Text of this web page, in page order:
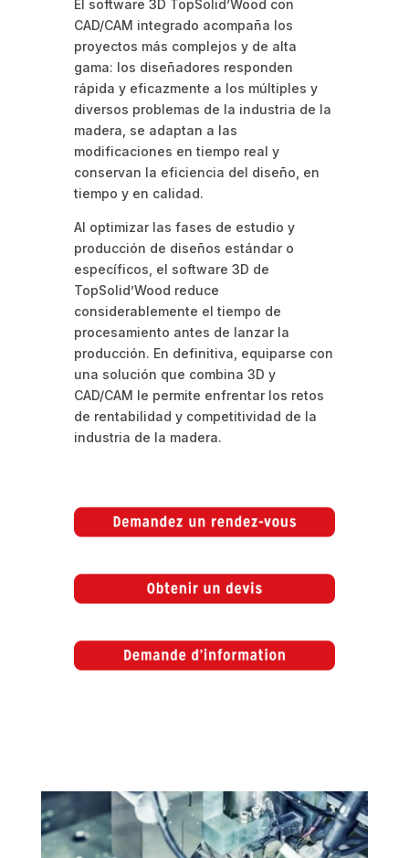
El software 3D TopSolid’Wood con
CAD/CAM integrado acompaña los
proyectos más complejos y de alta
gama: los diseñadores responden
rápida y eficazmente a los múltiples y
diversos problemas de la industria de la
madera, se adaptan a las
modificaciones en tiempo real y
conservan la eficiencia del diseño, en
tiempo y en calidad.
Al optimizar las fases de estudio y
producción de diseños estándar o
específicos, el software 3D de
TopSolid’Wood reduce
considerablemente el tiempo de
procesamiento antes de lanzar la
producción. En definitiva, equiparse con
una solución que combina 3D y
CAD/CAM le permite enfrentar los retos
de rentabilidad y competitividad de la
industria de la madera.